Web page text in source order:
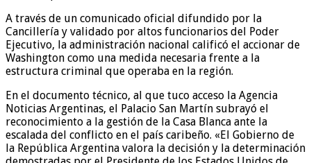
A través de un comunicado oficial difundido por la
Cancillería y validado por altos funcionarios del Poder
Ejecutivo, la administración nacional calificó el accionar de
Washington como una medida necesaria frente a la
estructura criminal que operaba en la región.
En el documento técnico, al que tuco acceso la Agencia
Noticias Argentinas, el Palacio San Martín subrayó el
reconocimiento a la gestión de la Casa Blanca ante la
escalada del conflicto en el país caribeño. «El Gobierno de
la República Argentina valora la decisión y la determinación